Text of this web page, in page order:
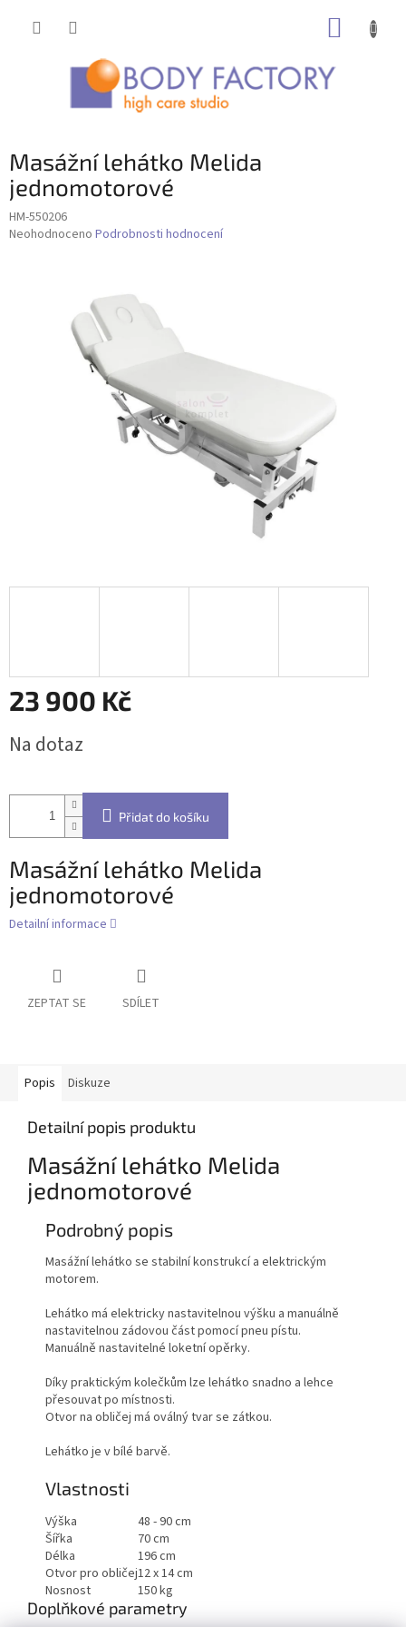
Masážní lehátko Melida
jednomotorové
HM-550206
Průměrné
Neohodnoceno Podrobnosti hodnocení
23 900 Kč
cena:
Na dotaz
Přidat do košíku
Masážní lehátko Melida
jednomotorové
Detailní informace
ZEPTAT SE SDÍLET
Popis Diskuze
Detailní popis produktu
Masážní lehátko Melida
jednomotorové
Podrobný popis
Masážní lehátko se stabilní konstrukcí a elektrickým
motorem.
Lehátko má elektricky nastavitelnou výšku a manuálně
nastavitelnou zádovou část pomocí pneu pístu.
Manuálně nastavitelné loketní opěrky.
Díky praktickým kolečkům lze lehátko snadno a lehce
přesouvat po místnosti.
Otvor na obličej má oválný tvar se zátkou.
Lehátko je v bílé barvě.
Vlastnosti
Výška
48 - 90 cm
Šířka
70 cm
Délka
196 cm
Otvor pro obličej12 x 14 cm
Nosnost
150 kg
Doplňkové parametry